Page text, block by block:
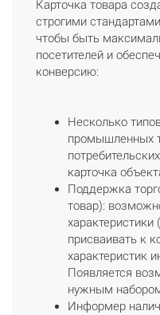
Карточка товара
строгими
чтобы быть
посетителей и
конверсию:
Несколько
промышленных
карточка
Поддержка
товар):
присваивать к
характеристик
Появляется
нужным
Информер